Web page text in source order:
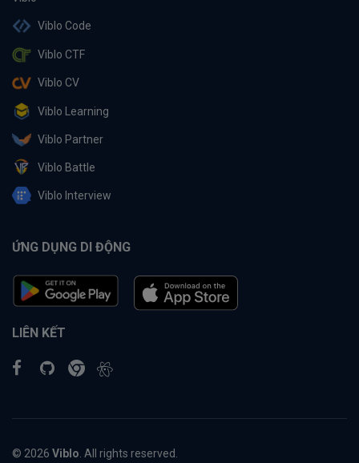
Viblo Code
Viblo CTF
Viblo CV
Viblo Learning
Viblo Partner
Viblo Battle
Viblo Interview
ỨNG DỤNG DI ĐỘNG
LIÊN KẾT
© 2026 Viblo . All rights reserved.